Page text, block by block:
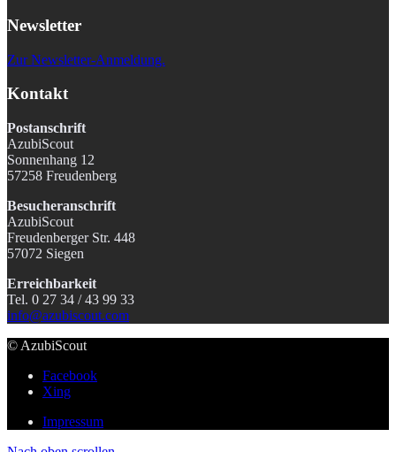
Newsletter
Zur Newsletter-Anmeldung.
Kontakt
Postanschrift
AzubiScout
Sonnenhang 12
57258 Freudenberg
Besucheranschrift
AzubiScout
Freudenberger Str. 448
57072 Siegen
Erreichbarkeit
Tel. 0 27 34 / 43 99 33
info@azubiscout.com
© AzubiScout
Facebook
Xing
Impressum